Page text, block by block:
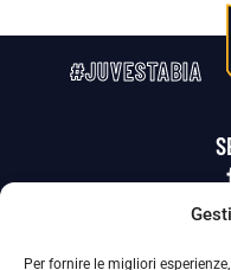
Per fornire le migliori
#JUVESTABIA
Privacy Policy